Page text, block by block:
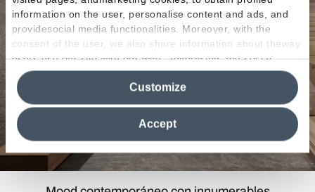
information on the user, personalise content and ads, and
providesocial media functionalities. Moreover, with the
consent of the user, we also share information about theway
users use our site with our web, advertising and social
media analytics partners, who may combine itwith other
information in their possession. By closing this banner,
clicking on "Reject", it will be possible tocontinue browsing
the site after installing only technical cookies. For more
information see the
Cookie Policy
Accept
Customize